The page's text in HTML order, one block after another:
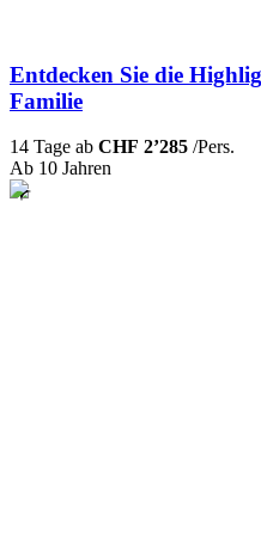
Entdecken Sie die
Familie
14 Tage ab CHF 2’285 /Pers.
Ab 10 Jahren